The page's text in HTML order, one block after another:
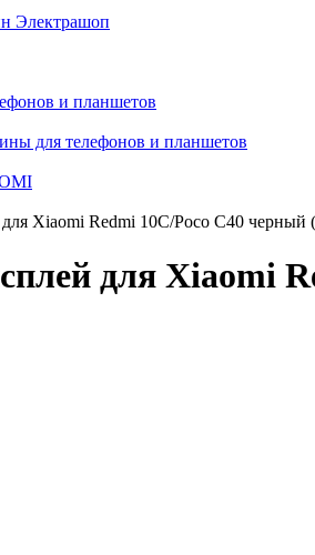
Электрашоп
и планшетов
для телефонов и планшетов
для Xiaomi Redmi 10C/Poco C40
для Xiaomi